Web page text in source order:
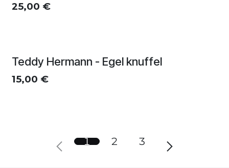
25,00 €
Teddy Hermann - Egel knuffel
15,00 €
1 2 3